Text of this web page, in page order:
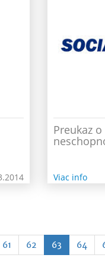
Preukaz
Viac info
61 62 63 (current)
64